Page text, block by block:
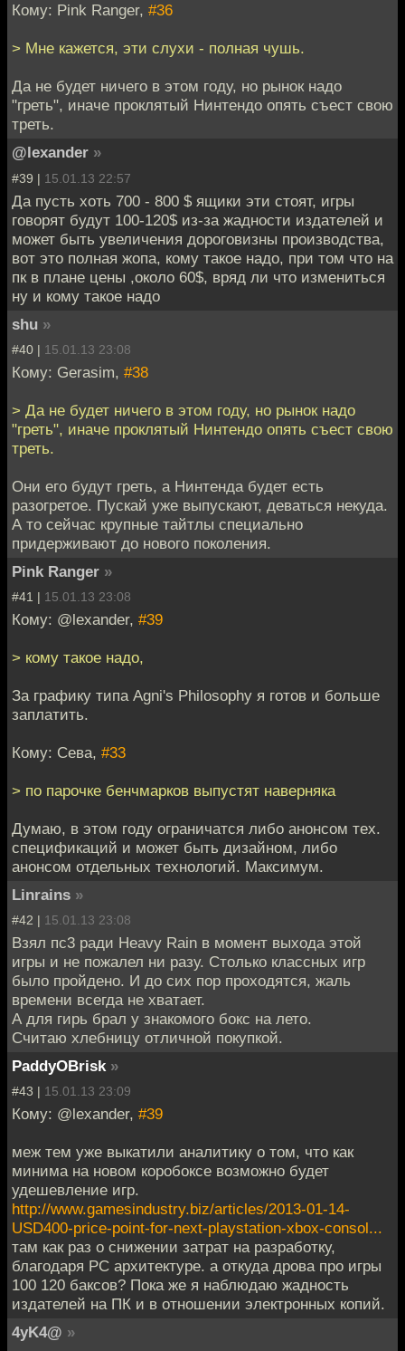
Кому: Pink Ranger, #36
> Мне кажется, эти слухи - полная чушь.
Да не будет ничего в этом году, но рынок надо
"греть", иначе проклятый Нинтендо опять съест свою
треть.
@lexander »
#39 | 15.01.13 22:57
Да пусть хоть 700 - 800 $ ящики эти стоят, игры
говорят будут 100-120$ из-за жадности издателей и
может быть увеличения дороговизны производства,
вот это полная жопа, кому такое надо, при том что на
пк в плане цены ,около 60$, вряд ли что измениться
ну и кому такое надо
shu »
#40 | 15.01.13 23:08
Кому: Gerasim, #38
> Да не будет ничего в этом году, но рынок надо
"греть", иначе проклятый Нинтендо опять съест свою
треть.
Они его будут греть, а Нинтенда будет есть
разогретое. Пускай уже выпускают, деваться некуда.
А то сейчас крупные тайтлы специально
придерживают до нового поколения.
Pink Ranger »
#41 | 15.01.13 23:08
Кому: @lexander, #39
> кому такое надо,
За графику типа Agni's Philosophy я готов и больше
заплатить.
Кому: Сева, #33
> по парочке бенчмарков выпустят наверняка
Думаю, в этом году ограничатся либо анонсом тех.
спецификаций и может быть дизайном, либо
анонсом отдельных технологий. Максимум.
Linrains »
#42 | 15.01.13 23:08
Взял пс3 ради Heavy Rain в момент выхода этой
игры и не пожалел ни разу. Столько классных игр
было пройдено. И до сих пор проходятся, жаль
времени всегда не хватает.
А для гирь брал у знакомого бокс на лето.
Считаю хлебницу отличной покупкой.
PaddyOBrisk »
#43 | 15.01.13 23:09
Кому: @lexander, #39
меж тем уже выкатили аналитику о том, что как
минима на новом коробоксе возможно будет
удешевление игр.
http://www.gamesindustry.biz/articles/2013-01-14-
USD400-price-point-for-next-playstation-xbox-consol...
там как раз о снижении затрат на разработку,
благодаря PC архитектуре. а откуда дрова про игры
100 120 баксов? Пока же я наблюдаю жадность
издателей на ПК и в отношении электронных копий.
4yK4@ »